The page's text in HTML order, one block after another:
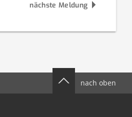
nächste Meldung
nach oben